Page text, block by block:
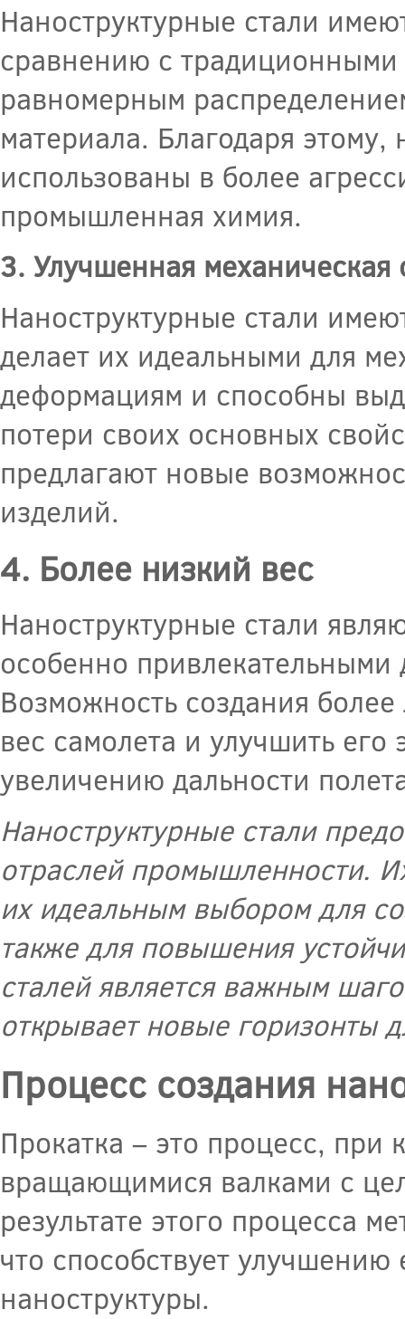
Наноструктурные стали
сравнению с традиционными
равномерным
материала. Благодаря этому,
использованы в более
промышленная химия.
3. Улучшенная механическая
Наноструктурные стали
делает их идеальными для
деформациям и способны
потери своих основных
предлагают новые
изделий.
4. Более низкий вес
Наноструктурные стали
особенно
Возможность создания
вес самолета и улучшить
увеличению дальности
Наноструктурные стали
отраслей промышленности.
их идеальным выбором для
также для повышения
сталей является важным
открывает новые горизонты
Процесс создания
Прокатка – это процесс, при
вращающимися валками с
результате этого процесса
что способствует
наноструктуры.